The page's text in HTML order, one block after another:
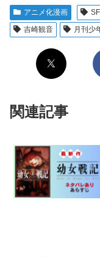
アニメ化漫画
吉崎観音
月刊少
関連記事